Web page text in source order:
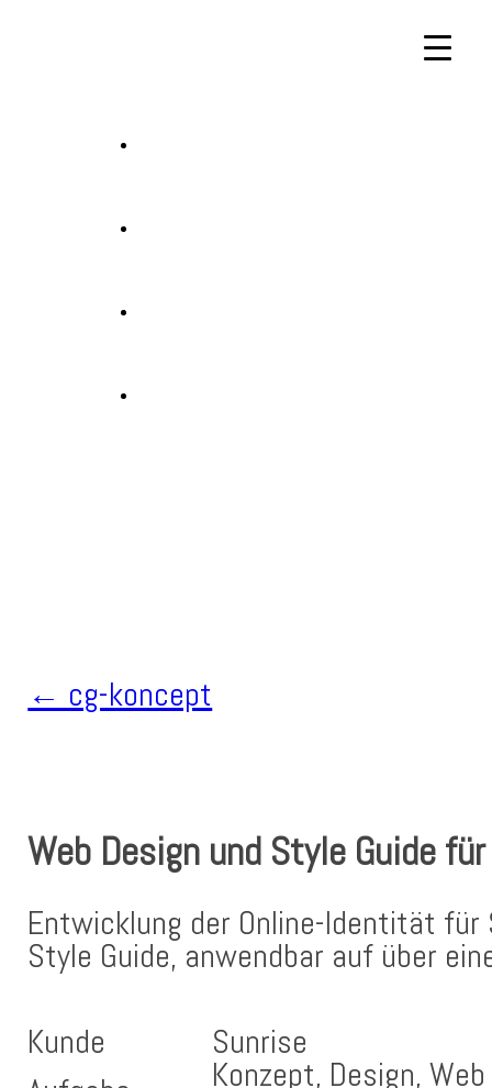
Beitragsnavigation
← cg-koncept
Web Design und Style Guide
Entwicklung der Online-Identität für
Style Guide, anwendbar auf über
Kunde
Sunrise
Konzept, Design,